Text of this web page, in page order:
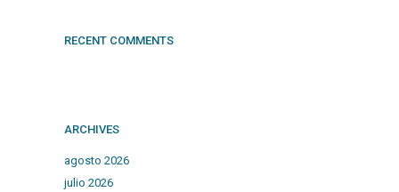
RECENT COMMENTS
ARCHIVES
agosto 2026
julio 2026